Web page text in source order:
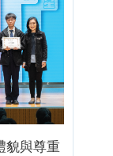
貌與尊重